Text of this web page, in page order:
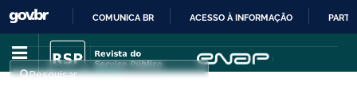
IR
PARA
COMUNICA BR ACESSO À INFORMAÇÃO
Pesquisar